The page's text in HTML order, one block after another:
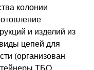
колонии
и изделий из
цепей для
(организован
ТБО,